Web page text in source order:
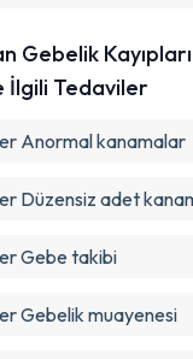
Gebelik
İlgili Tedaviler
Anormal kanamalar
Düzensiz adet
Gebe takibi
Gebelik muayenesi